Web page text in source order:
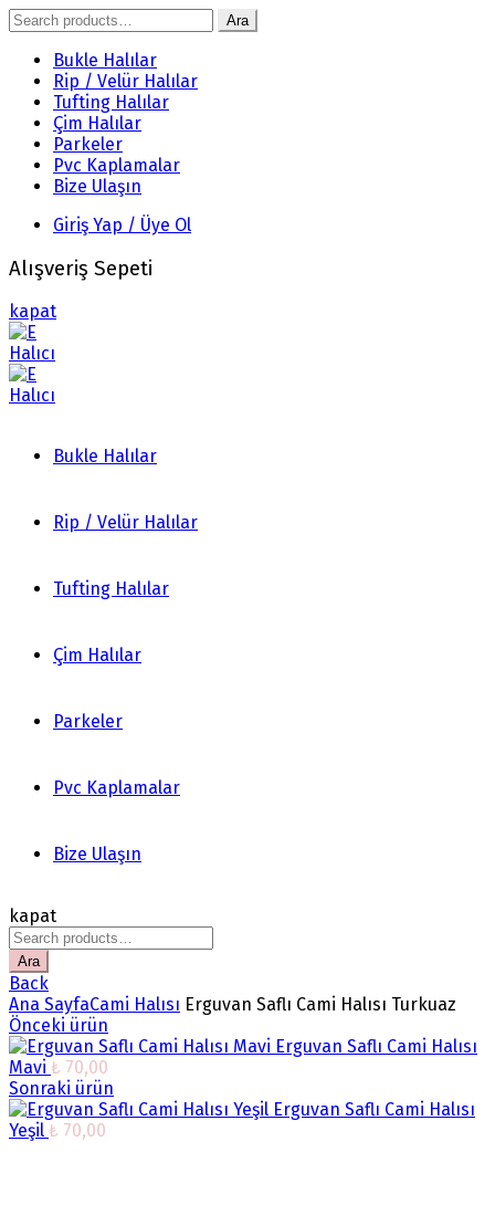
Search
for:
Ara
Bukle Halılar
Rip / Velür Halılar
Tufting Halılar
Çim Halılar
Parkeler
Pvc Kaplamalar
Bize Ulaşın
Giriş Yap / Üye Ol
Alışveriş Sepeti
kapat
Bukle Halılar
Rip / Velür Halılar
Tufting Halılar
Çim Halılar
Parkeler
Pvc Kaplamalar
Bize Ulaşın
kapat
Search
for:
Ara
Back
Ana SayfaCami Halısı Erguvan Saflı Cami Halısı Turkuaz
Önceki ürün
Erguvan Saflı Cami Halısı
Mavi ₺ 70,00
Sonraki ürün
Erguvan Saflı Cami Halısı
Yeşil ₺ 70,00